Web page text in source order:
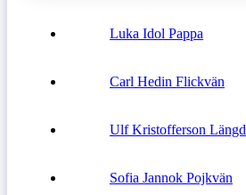
Luka Idol Pappa
Carl Hedin Flickvän
Ulf Kristofferson Längd
Sofia Jannok Pojkvän